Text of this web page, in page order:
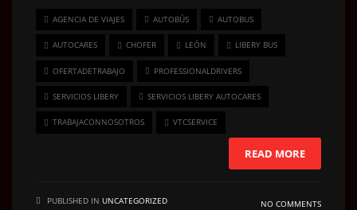
AGENCIA DE VIAJES AUTOBÚS AUTOBUS
AUTOCARES CHOFER LEÓN LIBERY BUS
OFERTADETRABAJO PROFESSIONALDRIVERS
SERVICIOS LIBERY SERVICIOS LIBERY AUTOCARES
TRABAJACONNOSOTROS VTCSERVICE
READ MORE
PUBLISHED IN UNCATEGORIZED NO COMMENTS